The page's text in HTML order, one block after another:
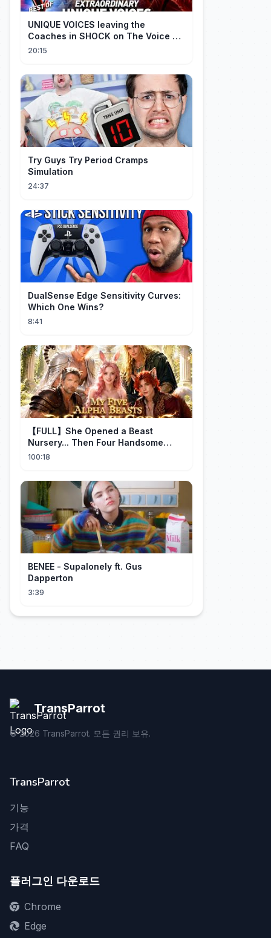
UNIQUE VOICES leaving the
Coaches in SHOCK on The Voice #5
| Top 10
20:15
Try Guys Try Period Cramps
Simulation
24:37
DualSense Edge Sensitivity Curves:
Which One Wins?
8:41
【FULL】She Opened a Beast
Nursery... Then Four Handsome
Beastmen Became Her Fated Mates!
100:18
BENEE - Supalonely ft. Gus
Dapperton
3:39
TransParrot
©2026 TransParrot. 모든 권리 보유.
TransParrot
기능
가격
FAQ
플러그인 다운로드
Chrome
Edge